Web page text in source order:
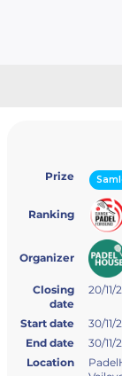
Prize
Ranking
Organizer
Closing
date
20/11/
Start date
30/11/
End date
30/11/
Location